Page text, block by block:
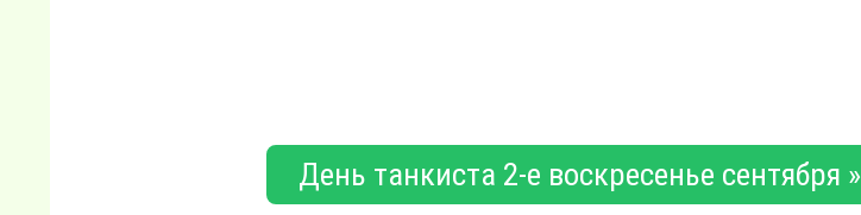
День танкиста 2-е воскресенье сентября »